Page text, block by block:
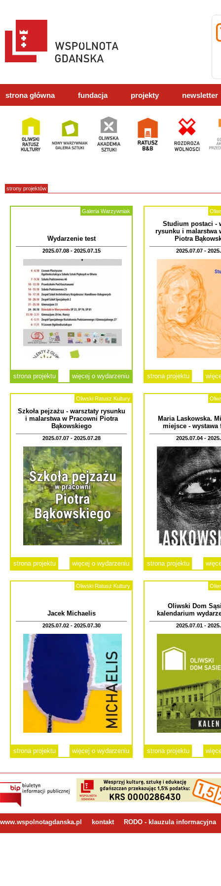
strona główna fundacja projekty newsletter
strony projektów
Galeria Warzywniak
Wydarzenie test
2025.07.08 - 2025.07.15
strona projektu więcej o wydarzeniu
Studium postaci -
rysunku i malarstwa
Piotra
2025.07.07 -
strona projektu
Oliwski Ratusz Kultury
Szkoła pejzażu - warsztaty rysunku
i malarstwa w Pracowni Piotra
Bąkowskiego
2025.07.07 - 2025.07.28
strona projektu więcej o wydarzeniu
Maria Laskowska.
miejsce - wystawa
2025.07.04 -
strona projektu
Oliwski Ratusz Kultury
Jacek Michaelis
2025.07.02 - 2025.07.30
strona projektu więcej o wydarzeniu
Oliwski Dom
kalendarium
2025.07.01 -
strona projektu
www.wspolnotagdanska.pl kontakt RODO - klauzula informacyjna